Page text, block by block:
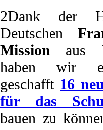
2Dank der
Deutschen
Mission aus
haben wir
geschafft 16
für das
bauen zu